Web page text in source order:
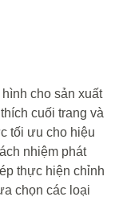
cho sản xuất
cuối trang và
tối ưu cho hiệu
nhiệm phát
thực hiện chỉnh
chọn các loại